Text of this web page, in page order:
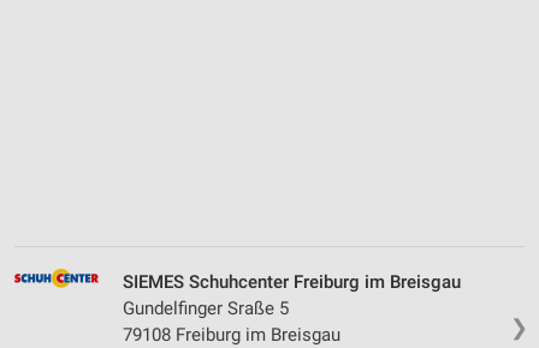
❯
SIEMES Schuhcenter Freiburg im Breisgau
Gundelfinger Sraße 5
79108 Freiburg im Breisgau